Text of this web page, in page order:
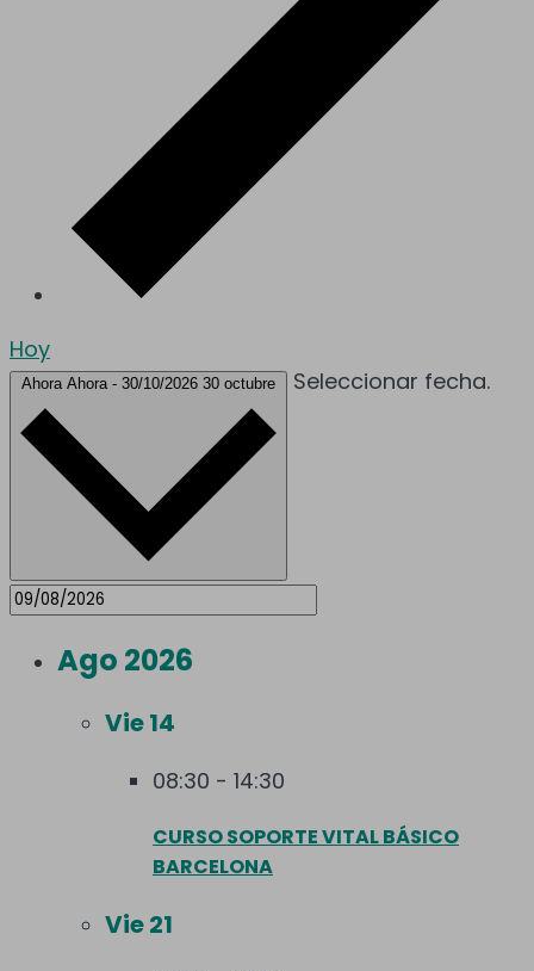
Hoy
Ahora Ahora - 30/10/2026 30 octubre Seleccionar fecha.
Ago 2026
Vie14
08:30 - 14:30
CURSO SOPORTE VITAL BÁSICO
BARCELONA
Vie21